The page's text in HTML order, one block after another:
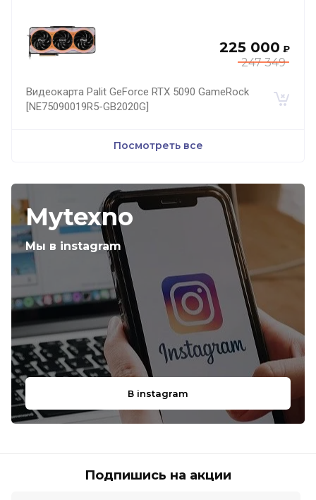
247 349
225 000 ₽
Видеокарта Palit GeForce RTX 5090 GameRock
[NE75090019R5-GB2020G]
Посмотреть все
Mytexno
Мы в instagram
В instagram
Подпишись на акции